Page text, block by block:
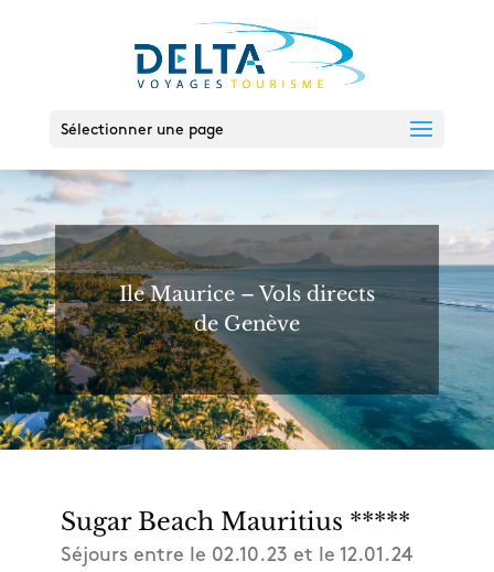
Sélectionner une page
Ile Maurice – Vols directs
de Genève
Sugar Beach Mauritius *****
Séjours entre le 02.10.23 et le 12.01.24